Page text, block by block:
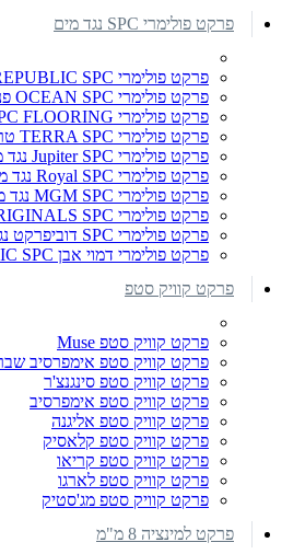
פרקט פולימרי SPC נגד מים
פרקט פולימרי REPUBLIC SPC נגד מים
פרקט פולימרי OCEAN SPC פנטום נגד מים
פרקט פולימרי SPC FLOORING נגד מים
פרקט פולימרי TERRA SPC טרה נגד מים
פרקט פולימרי Jupiter SPC נגד מים
פרקט פולימרי Royal SPC נגד מים
פרקט פולימרי MGM SPC נגד מים
פרקט פולימרי ORIGINALS SPC נגד מים
פרקט פולימרי SPC דוביפרקט נגד מים
פרקט פולימרי דמוי אבן REPUBLIC SPC נגד מים
פרקט קוויק סטפ
פרקט קוויק סטפ Muse
פרקט קוויק סטפ אימפרסיב
פרקט קוויק סטפ סינגנצ'ר
פרקט קוויק סטפ אימפרסיב
פרקט קוויק סטפ אליגנה
פרקט קוויק סטפ קלאסיק
פרקט קוויק סטפ קריאו
פרקט קוויק סטפ לארגו
פרקט קוויק סטפ מג'סטיק
פרקט למינציה 8 מ"מ